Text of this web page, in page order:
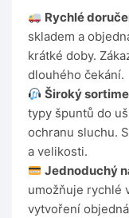
Rychlé
skladem a
krátké doby.
dlouhého čekání.
Široký
typy špuntů do
ochranu sluchu.
a velikosti.
Jednoduchý
umožňuje rychlé
vytvoření